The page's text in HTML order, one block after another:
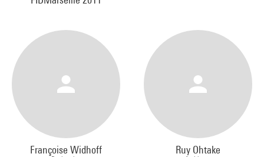
Françoise Widhoff Ruy Ohtake